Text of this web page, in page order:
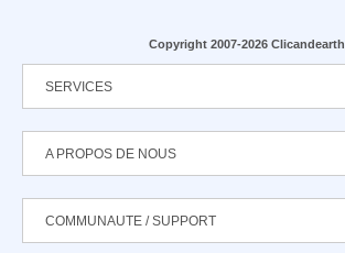
Copyright 2007-2026 Clicandearth
SERVICES
A PROPOS DE NOUS
COMMUNAUTE / SUPPORT